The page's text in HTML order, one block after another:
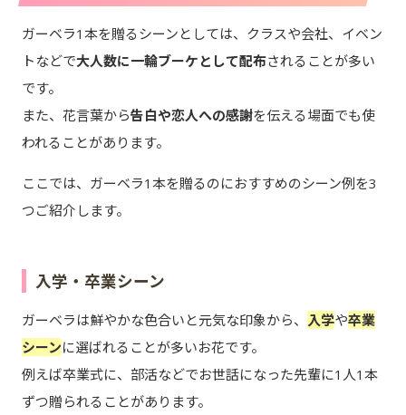
ガーベラ1本を贈るシーンとしては、クラスや会社、イベン
トなどで大人数に一輪ブーケとして配布されることが多い
です。
また、花言葉から告白や恋人への感謝を伝える場面でも使
われることがあります。
ここでは、ガーベラ1本を贈るのにおすすめのシーン例を3
つご紹介します。
入学・卒業シーン
ガーベラは鮮やかな色合いと元気な印象から、 入学や卒業
シーンに選ばれることが多いお花です。
例えば卒業式に、部活などでお世話になった先輩に1人1本
ずつ贈られることがあります。